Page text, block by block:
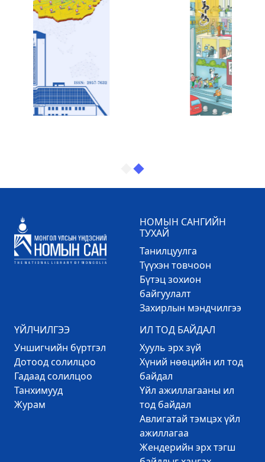
НОМЫН САНГИЙН
ТУХАЙ
Танилцуулга
Түүхэн товчоон
Бүтэц зохион
байгуулалт
Захирлын мэндчилгээ
ҮЙЛЧИЛГЭЭ
Уншигчийн бүртгэл
Дотоод солилцоо
Гадаад солилцоо
Танхимууд
Журам
ИЛ ТОД БАЙДАЛ
Хууль эрх зүй
Хүний нөөцийн ил тод
байдал
Үйл ажиллагааны ил
тод байдал
Авлигатай тэмцэх үйл
ажиллагаа
Жендерийн эрх тэгш